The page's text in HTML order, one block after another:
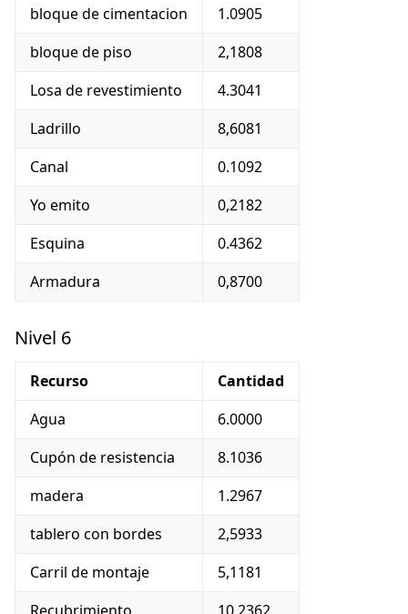
bloque de cimentacion
1.0905
bloque de piso
2,1808
Losa de revestimiento
4.3041
Ladrillo
8,6081
Canal
0.1092
Yo emito
0,2182
Esquina
0.4362
Armadura
0,8700
Nivel 6
Recurso
Cantidad
Agua
6.0000
Cupón de resistencia
8.1036
madera
1.2967
tablero con bordes
2,5933
Carril de montaje
5,1181